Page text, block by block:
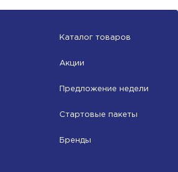
Каталог товаров
Акции
Предложение недели
Стартовые пакеты
Бренды